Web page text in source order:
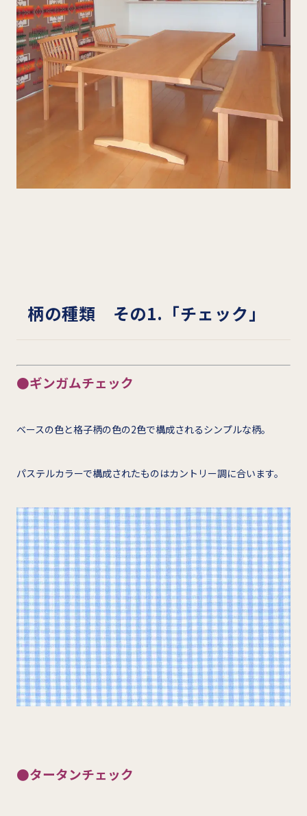
柄の種類 その1.「チェック」
●ギンガムチェック
ベースの色と格子柄の色の2色で構成されるシンプルな柄。
パステルカラーで構成されたものはカントリー調に合います。
●タータンチェック